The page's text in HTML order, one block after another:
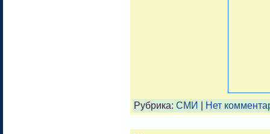
Рубрика: СМИ Нет